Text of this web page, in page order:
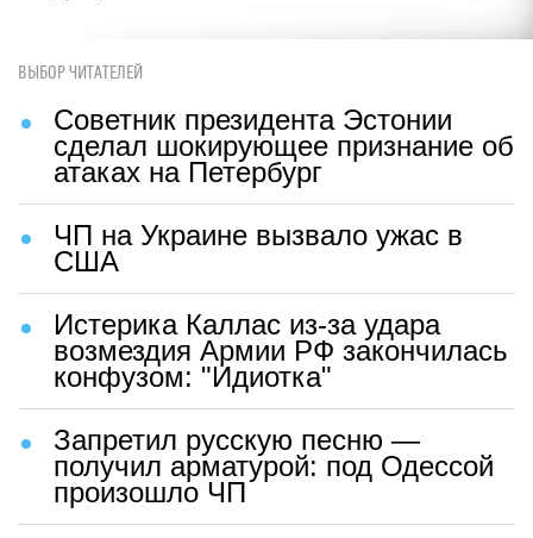
ВЫБОР ЧИТАТЕЛЕЙ
Советник президента Эстонии
сделал шокирующее признание об
атаках на Петербург
ЧП на Украине вызвало ужас в
США
Истерика Каллас из-за удара
возмездия Армии РФ закончилась
конфузом: "Идиотка"
Запретил русскую песню —
получил арматурой: под Одессой
произошло ЧП